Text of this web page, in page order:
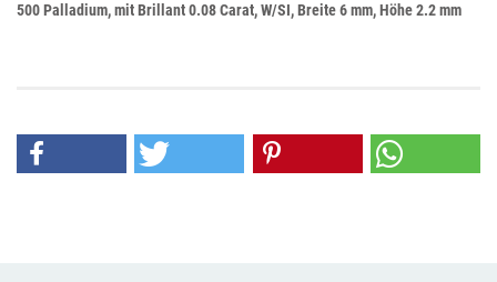
500 Palladium, mit Brillant 0.08 Carat, W/SI, Breite 6 mm, Höhe 2.2 mm